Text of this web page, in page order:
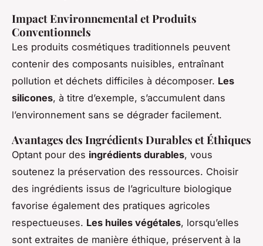
Impact Environnemental et Produits
Conventionnels
Les produits cosmétiques traditionnels peuvent
contenir des composants nuisibles, entraînant
pollution et déchets difficiles à décomposer. Les
silicones, à titre d’exemple, s’accumulent dans
l’environnement sans se dégrader facilement.
Avantages des Ingrédients Durables et Éthiques
Optant pour des ingrédients durables, vous
soutenez la préservation des ressources. Choisir
des ingrédients issus de l’agriculture biologique
favorise également des pratiques agricoles
respectueuses. Les huiles végétales, lorsqu’elles
sont extraites de manière éthique, préservent à la